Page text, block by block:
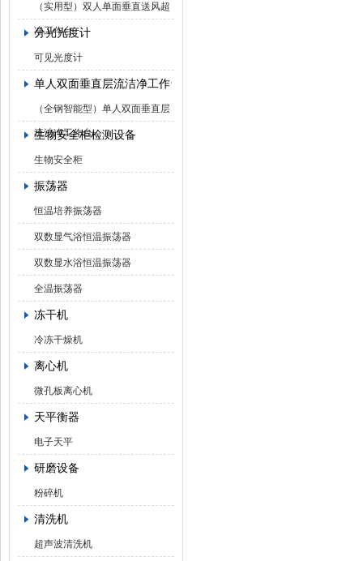
（实用型）双人单面垂直送风超
净工作台
分光光度计
可见光度计
单人双面垂直层流洁净工作台
（全钢智能型）单人双面垂直层
流洁净工作台
生物安全柜检测设备
生物安全柜
振荡器
恒温培养振荡器
双数显气浴恒温振荡器
双数显水浴恒温振荡器
全温振荡器
冻干机
冷冻干燥机
离心机
微孔板离心机
天平衡器
电子天平
研磨设备
粉碎机
清洗机
超声波清洗机